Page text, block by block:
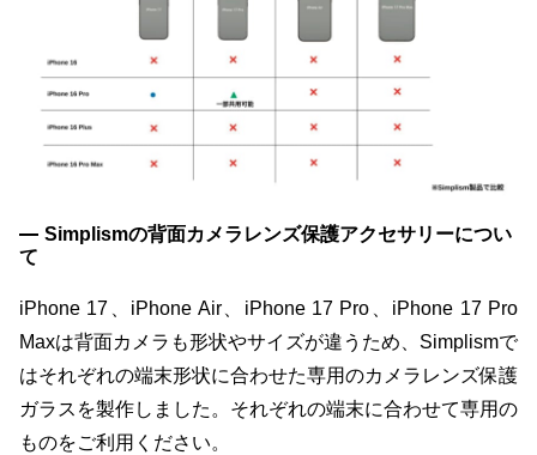
Simplismの背面カメラレンズ保護アクセサリーについ
て
iPhone 17、iPhone Air、iPhone 17 Pro、iPhone 17 Pro
Maxは背面カメラも形状やサイズが違うため、Simplismで
はそれぞれの端末形状に合わせた専用のカメラレンズ保護
ガラスを製作しました。それぞれの端末に合わせて専用の
ものをご利用ください。